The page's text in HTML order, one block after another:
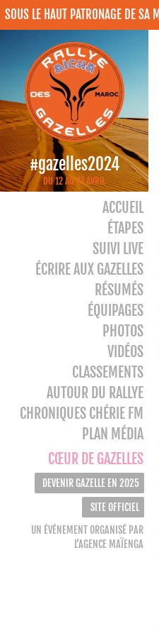
SOUS LE HAUT PATRONAGE DE SA
#gazelles2024
DU 12 AU 27 AVRIL
ACCUEIL
ÉTAPES
SUIVI LIVE
ÉCRIRE AUX GAZELLES
RÉSUMÉS
ÉQUIPAGES
PHOTOS
VIDÉOS
CLASSEMENTS
AUTOUR DU RALLYE
CHRONIQUES CHÉRIE FM
PLAN MÉDIA
CŒUR DE GAZELLES
DEVENIR GAZELLE EN 2025
SITE OFFICIEL
UN ÉVÉNEMENT ORGANISÉ PAR
L’AGENCE MAÏENGA